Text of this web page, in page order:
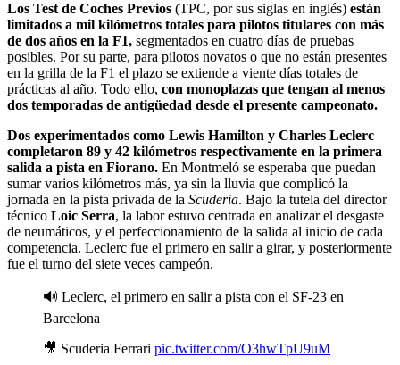
Los Test de Coches Previos (TPC, por sus siglas en inglés) están
limitados a mil kilómetros totales para pilotos titulares con más
de dos años en la F1, segmentados en cuatro días de pruebas
posibles. Por su parte, para pilotos novatos o que no están presentes
en la grilla de la F1 el plazo se extiende a viente días totales de
prácticas al año. Todo ello, con monoplazas que tengan al menos
dos temporadas de antigüedad desde el presente campeonato.
Dos experimentados como Lewis Hamilton y Charles Leclerc
completaron 89 y 42 kilómetros respectivamente en la primera
salida a pista en Fiorano. En Montmeló se esperaba que puedan
sumar varios kilómetros más, ya sin la lluvia que complicó la
jornada en la pista privada de la Scuderia. Bajo la tutela del director
técnico Loic Serra, la labor estuvo centrada en analizar el desgaste
de neumáticos, y el perfeccionamiento de la salida al inicio de cada
competencia. Leclerc fue el primero en salir a girar, y posteriormente
fue el turno del siete veces campeón.
🔊 Leclerc, el primero en salir a pista con el SF-23 en
Barcelona
🎥 Scuderia Ferrari pic.twitter.com/O3hwTpU9uM